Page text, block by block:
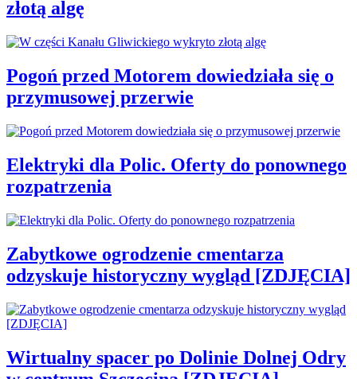
złotą algę
Pogoń przed Motorem dowiedziała się o
przymusowej przerwie
Elektryki dla Polic. Oferty do ponownego
rozpatrzenia
Zabytkowe ogrodzenie cmentarza
odzyskuje historyczny wygląd [ZDJĘCIA]
Wirtualny spacer po Dolinie Dolnej Odry